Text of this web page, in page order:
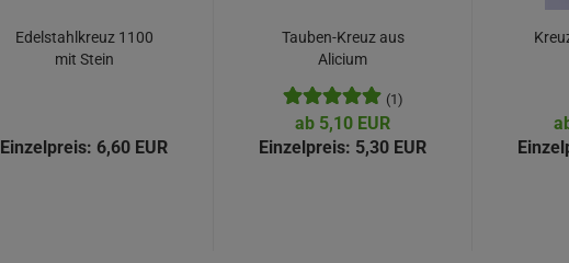
Edelstahlkreuz 1100
mit Stein
Einzelpreis: 6,60 EUR
Tauben-Kreuz aus
Alicium
(1)
ab 5,10 EUR
Einzelpreis: 5,30 EUR